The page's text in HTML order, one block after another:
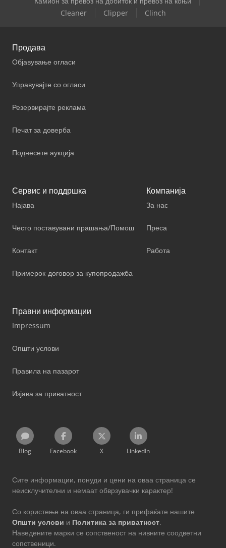
Cleaner
Clipper Clinch
Продава
Објавување огласи
Управувајте со огласи
Резервирајте реклама
Печат за доверба
Поднесете аукција
Сервис и поддршка
Најава
Често поставувани прашања/Помош
Контакт
Примерок-договор за купопродажба
Компанија
За нас
Преса
Работа
Правни информации
Impressum
Општи услови
Правила на пазарот
Изјава за приватност
Blog Facebook X LinkedIn
Сите информации, понуди и цени на оваа страница се
неисклучителни и немаат обврзувачки карактер!
Со користење на оваа страница, ги прифаќате нашите
Општи услови и Политика за приватност.
Наведените марки се сопственост на нивните соодветни
сопственици.